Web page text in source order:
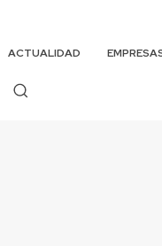
ACTUALIDAD